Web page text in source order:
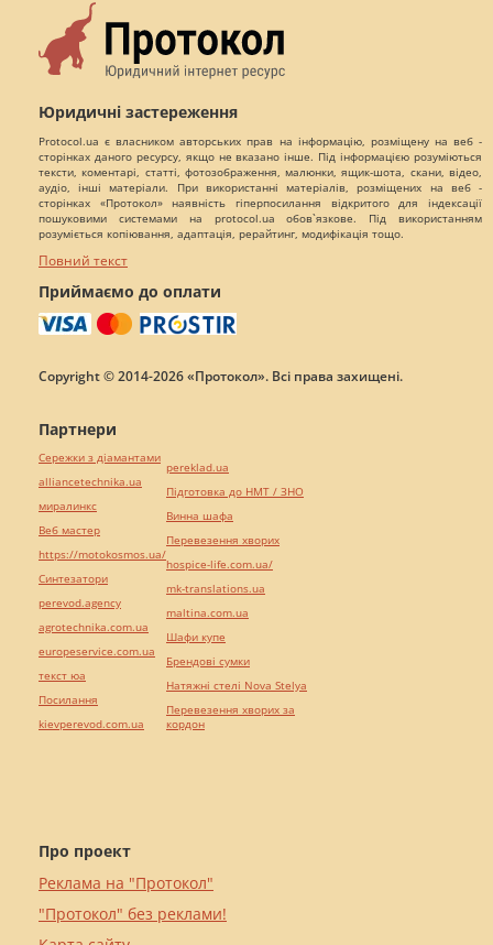
Юридичні застереження
Protocol.ua є власником авторських прав на інформацію, розміщену на веб -
сторінках даного ресурсу, якщо не вказано інше. Під інформацією розуміються
тексти, коментарі, статті, фотозображення, малюнки, ящик-шота, скани, відео,
аудіо, інші матеріали. При використанні матеріалів, розміщених на веб -
сторінках «Протокол» наявність гіперпосилання відкритого для індексації
пошуковими системами на protocol.ua обов`язкове. Під використанням
розуміється копіювання, адаптація, рерайтинг, модифікація тощо.
Повний текст
Приймаємо до оплати
Copyright © 2014-2026 «Протокол». Всі права захищені.
Про проект
Реклама на "Протокол"
"Протокол" без реклами!
Партнери
Сережки з діамантами
alliancetechnika.ua
миралинкс
Веб мастер
https://motokosmos.ua/
Синтезатори
perevod.agency
agrotechnika.com.ua
europeservice.com.ua
текст юа
Посилання
kievperevod.com.ua
pereklad.ua
Підготовка до НМТ / ЗНО
Винна шафа
Перевезення хворих
hospice-life.com.ua/
mk-translations.ua
maltina.com.ua
Шафи купе
Брендові сумки
Натяжні стелі Nova Stelya
Перевезення хворих за
кордон